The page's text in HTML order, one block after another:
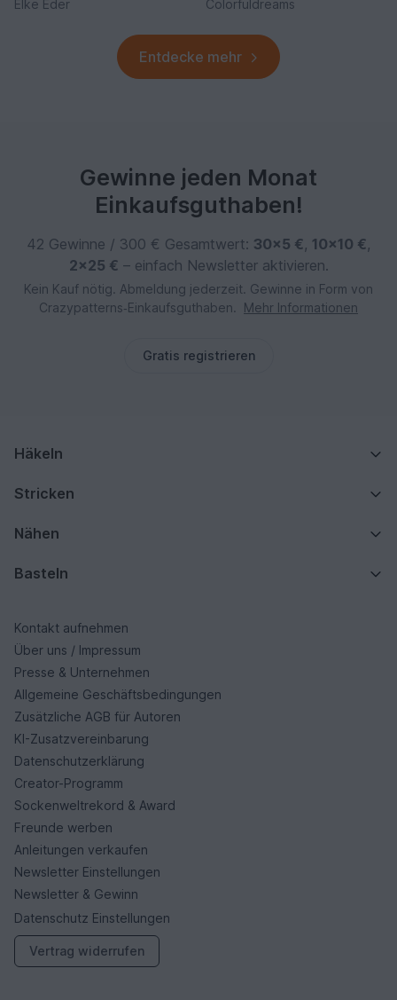
Elke Eder
Colorfuldreams
Entdecke mehr
Gewinne jeden Monat
Einkaufsguthaben!
42 Gewinne / 300 € Gesamtwert: 30×5 €, 10×10 €,
2×25 € – einfach Newsletter aktivieren.
Kein Kauf nötig. Abmeldung jederzeit. Gewinne in Form von
Crazypatterns‑Einkaufsguthaben.
Mehr Informationen
Gratis registrieren
Häkeln
Stricken
Nähen
Basteln
Kontakt aufnehmen
Über uns / Impressum
Presse & Unternehmen
Allgemeine Geschäftsbedingungen
Zusätzliche AGB für Autoren
KI-Zusatzvereinbarung
Datenschutzerklärung
Creator-Programm
Sockenweltrekord & Award
Freunde werben
Anleitungen verkaufen
Newsletter Einstellungen
Newsletter & Gewinn
Datenschutz Einstellungen
Vertrag widerrufen